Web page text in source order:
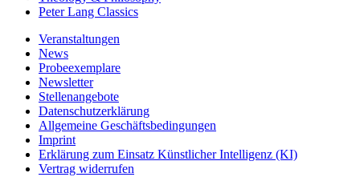
Theology & Philosophy
Veranstaltungen
News
Probeexemplare
Newsletter
Stellenangebote
Datenschutzerklärung
Allgemeine Geschäftsbedingungen
Imprint
Erklärung zum Einsatz Künstlicher Intelligenz (KI)